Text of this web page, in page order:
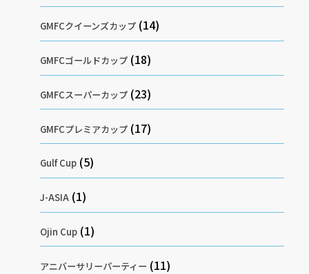
GMFCクイーンズカップ (14)
GMFCゴールドカップ (18)
GMFCスーパーカップ (23)
GMFCプレミアカップ (17)
Gulf Cup (5)
J-ASIA (1)
Ojin Cup (1)
アニバーサリーパーティー (11)